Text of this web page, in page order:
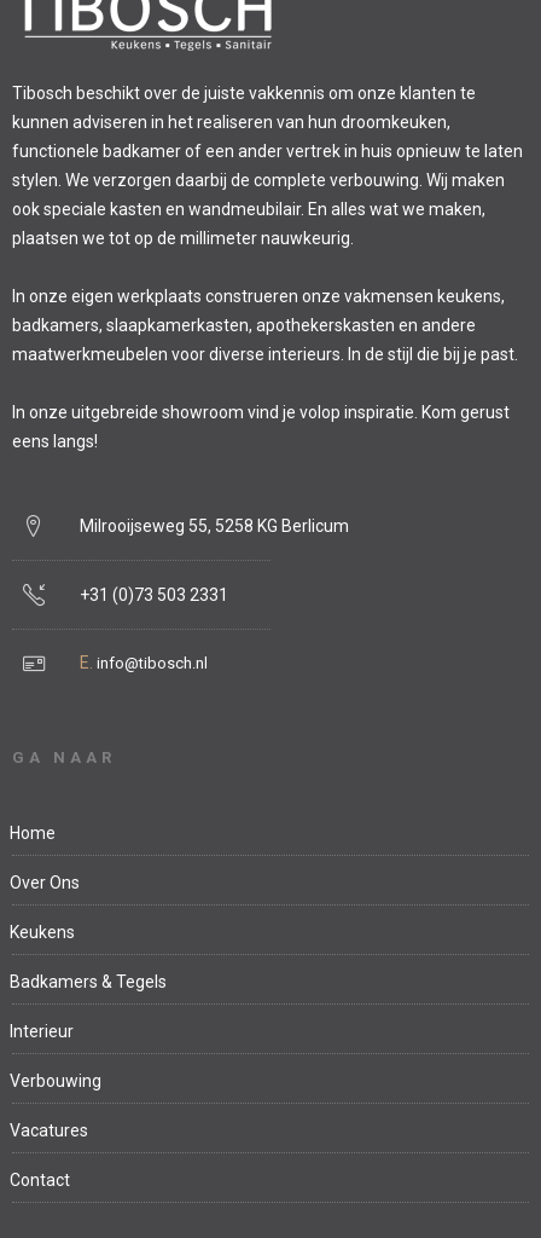
Tibosch beschikt over de juiste vakkennis om onze klanten te
kunnen adviseren in het realiseren van hun droomkeuken,
functionele badkamer of een ander vertrek in huis opnieuw te laten
stylen. We verzorgen daarbij de complete verbouwing. Wij maken
ook speciale kasten en wandmeubilair. En alles wat we maken,
plaatsen we tot op de millimeter nauwkeurig.
In onze eigen werkplaats construeren onze vakmensen keukens,
badkamers, slaapkamerkasten, apothekerskasten en andere
maatwerkmeubelen voor diverse interieurs. In de stijl die bij je past.
In onze uitgebreide showroom vind je volop inspiratie. Kom gerust
eens langs!
Milrooijseweg 55, 5258 KG Berlicum
+31 (0)73 503 2331
E. info@tibosch.nl
GA NAAR
Home
Over Ons
Keukens
Badkamers & Tegels
Interieur
Verbouwing
Vacatures
Contact